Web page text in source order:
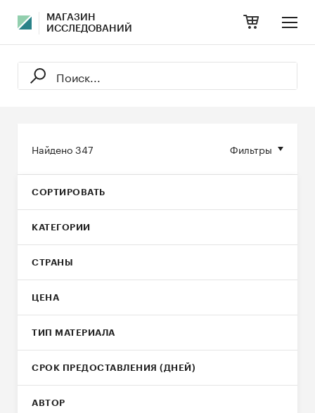
МАГАЗИН
ИССЛЕДОВАНИЙ
Фильтры
Найдено347
СОРТИРОВАТЬ
КАТЕГОРИИ
СТРАНЫ
ЦЕНА
ТИП МАТЕРИАЛА
СРОК ПРЕДОСТАВЛЕНИЯ (ДНЕЙ)
АВТОР